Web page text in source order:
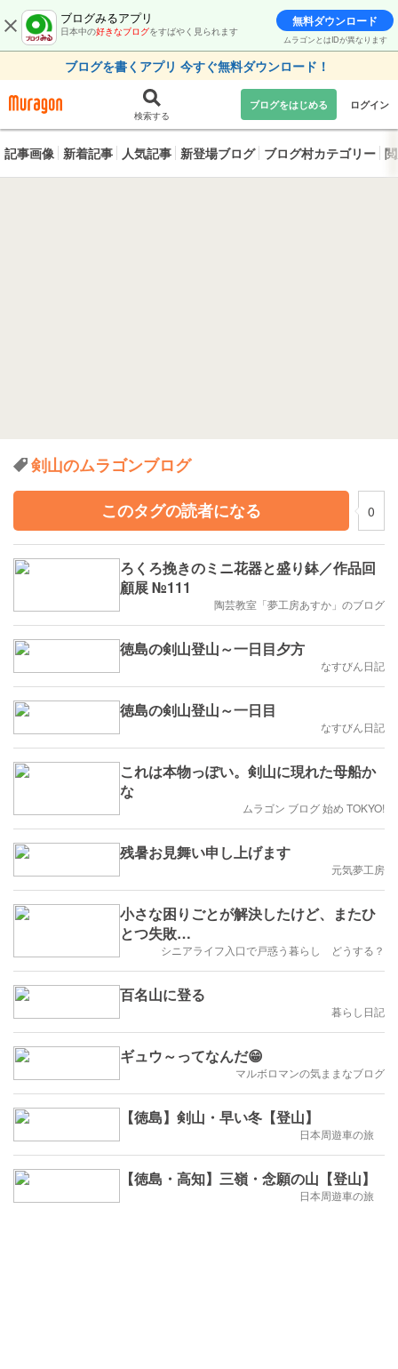
ブログみるアプリ
日本中の好きなブログをすばやく見られます
無料ダウンロード
ムラゴンとはIDが異なります
ブログを書くアプリ 今すぐ無料ダウンロード！
検索する
ブログをはじめる ログイン
記事画像 新着記事 人気記事 新登場ブログ ブログ村カテゴリー
剣山のムラゴンブログ
このタグの読者になる
0
ろくろ挽きのミニ花器と盛り鉢／作品回
顧展 №111
陶芸教室「夢工房あすか」のブログ
徳島の剣山登山～一日目夕方
なすびん日記
徳島の剣山登山～一日目
なすびん日記
これは本物っぽい。剣山に現れた母船か
な
ムラゴン ブログ 始め TOKYO!
残暑お見舞い申し上げます
元気夢工房
小さな困りごとが解決したけど、またひ
とつ失敗…
シニアライフ入口で戸惑う暮らし どうする？
百名山に登る
暮らし日記
ギュウ～ってなんだ😁
マルボロマンの気ままなブログ
【徳島】剣山・早い冬【登山】
日本周遊車の旅
【徳島・高知】三嶺・念願の山【登山】
日本周遊車の旅